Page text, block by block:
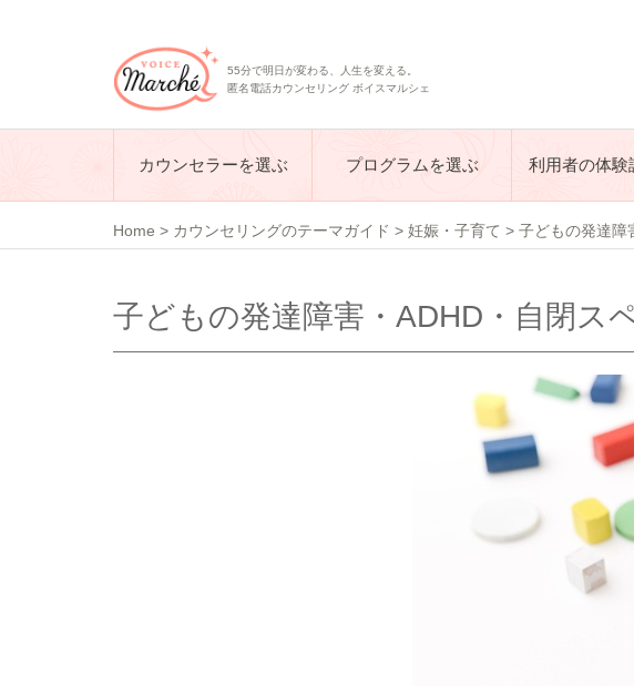
55分で明日が変わる、人生を変える。
匿名電話カウンセリング ボイスマルシェ
カウンセラーを選ぶ プログラムを選ぶ 利用者の体験
Home > カウンセリングのテーマガイド > 妊娠・子育て > 子どもの発達障
子どもの発達障害・ADHD・自閉ス